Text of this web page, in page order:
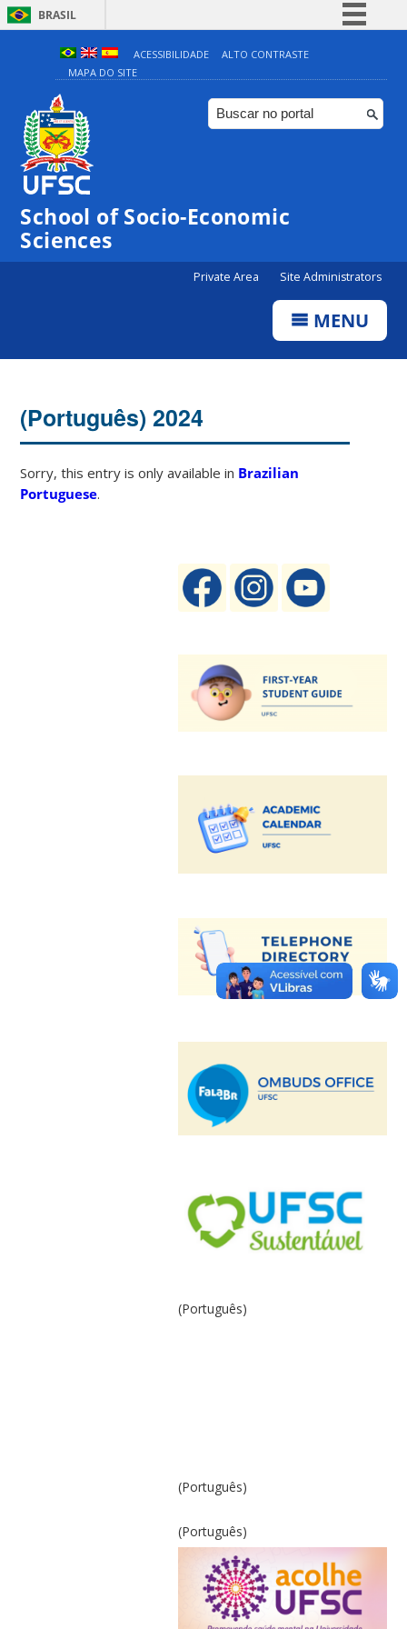
BRASIL
Simplifique!
Comunica BR
Participe
ACESSIBILIDADE
ALTO CONTRASTE
MAPA DO SITE
School of Socio-Economic
Sciences
Private Area Site Administrators
MENU
(Português) 2024
Sorry, this entry is only available in Brazilian
Portuguese.
(Português)
(Português)
(Português)